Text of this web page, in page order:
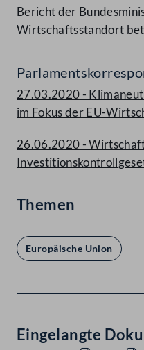
Bericht der
Wirtschaftsstandort
27.03.2020 -
im Fokus der EU-
26.06.2020 -
Themen
Europäische Union
Eingelangte